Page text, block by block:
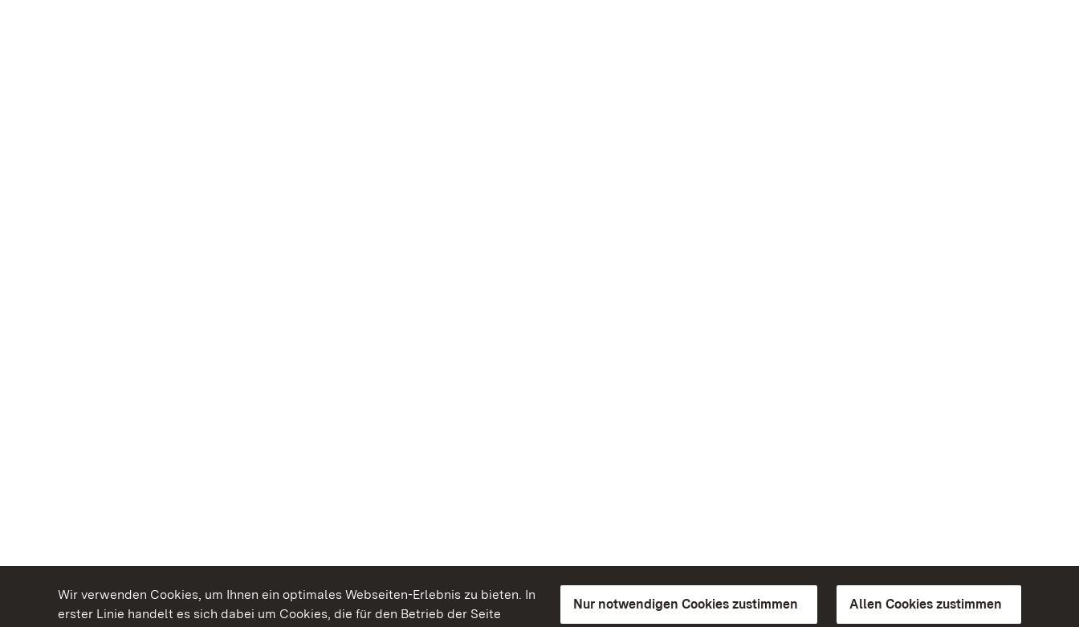
Wir verwenden Cookies, um Ihnen ein optimales Webseiten-Erlebnis zu bieten. In
erster Linie handelt es sich dabei um Cookies, die für den Betrieb der Seite
Nur notwendigen Cookies zustimmen Allen Cookies zustimmen